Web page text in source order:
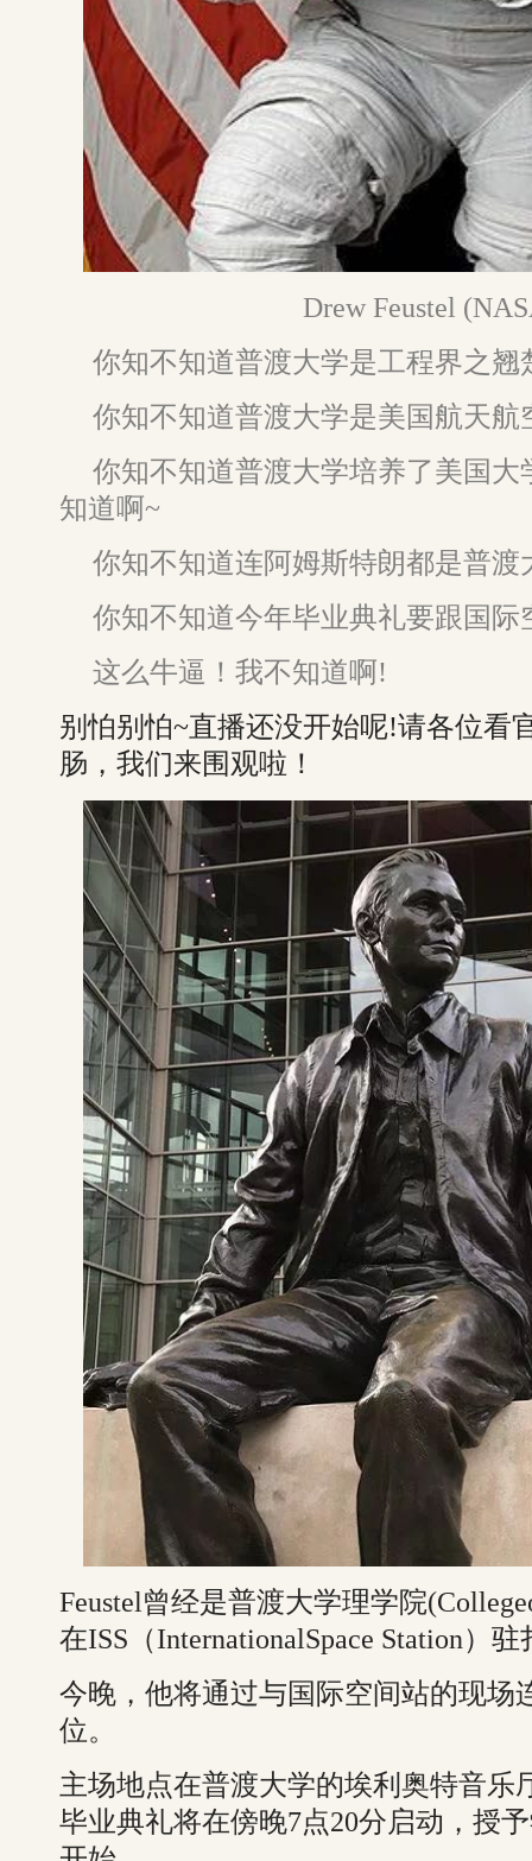
Drew Feustel
你知不知道普渡大学是工程界之翘
你知不知道普渡大学是美国航天航
你知不知道普渡大学培养了美国大
知道啊~
你知不知道连阿姆斯特朗都是普
你知不知道今年毕业典礼要跟国际
这么牛逼！我不知道啊!
别怕别怕~直播还没开始呢!请各位看
肠，我们来围观啦！
Feustel曾经是普渡大学理学院
在ISS（InternationalSpace Station）驻
今晚，他将通过与国际空间站的现场
位。
主场地点在普渡大学的埃利奥特音乐
毕业典礼将在傍晚7点20分启动，授